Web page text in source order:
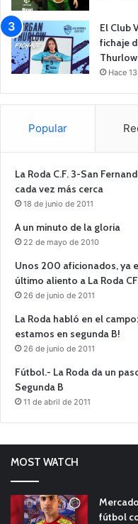
El Club
fichaje
Hace
Popular
La Roda C.F. 3-San
cada vez más cerca
18 de junio de 2011
A un minuto de la gloria
22 de mayo de 2010
Unos 200 aficionados, ya
último aliento a La Roda
26 de junio de 2011
La Roda habló en el
estamos en segunda B!
26 de junio de 2011
Fútbol.- La Roda da un
Segunda B
11 de abril de 2011
MOST WATCH
fútbol